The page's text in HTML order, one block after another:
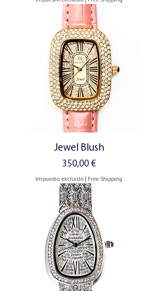
Jewel Blush
Precio
350,00 €
Impuesto excluido Free Shipping